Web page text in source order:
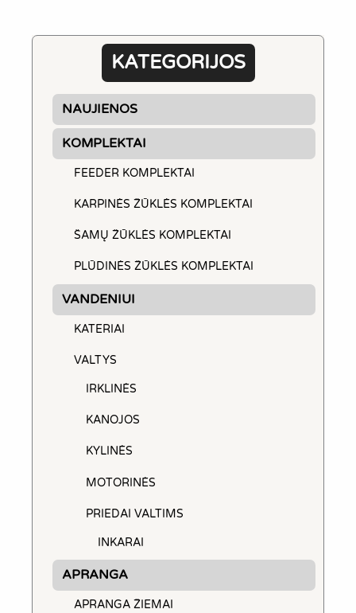
KATEGORIJOS
NAUJIENOS
KOMPLEKTAI
FEEDER KOMPLEKTAI
KARPINĖS ŽŪKLĖS KOMPLEKTAI
ŠAMŲ ŽŪKLĖS KOMPLEKTAI
PLŪDINĖS ŽŪKLĖS KOMPLEKTAI
VANDENIUI
KATERIAI
VALTYS
IRKLINĖS
KANOJOS
KYLINĖS
MOTORINĖS
PRIEDAI VALTIMS
INKARAI
APRANGA
APRANGA ŽIEMAI
options
chosen
product